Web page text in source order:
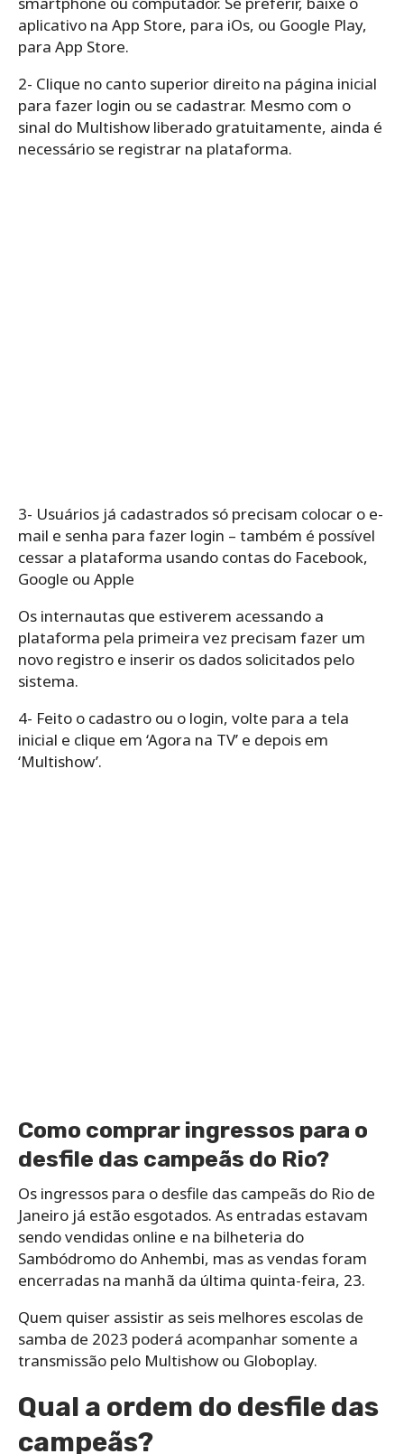
aplicativo na App Store, para iOs, ou Google Play,
para App Store.
2- Clique no canto superior direito na página inicial
para fazer login ou se cadastrar. Mesmo com o
sinal do Multishow liberado gratuitamente, ainda é
necessário se registrar na plataforma.
3- Usuários já cadastrados só precisam colocar o e-
mail e senha para fazer login – também é possível
cessar a plataforma usando contas do Facebook,
Google ou Apple
Os internautas que estiverem acessando a
plataforma pela primeira vez precisam fazer um
novo registro e inserir os dados solicitados pelo
sistema.
4- Feito o cadastro ou o login, volte para a tela
inicial e clique em ‘Agora na TV’ e depois em
‘Multishow’.
Como comprar ingressos para o
desfile das campeãs do Rio?
Os ingressos para o desfile das campeãs do Rio de
Janeiro já estão esgotados. As entradas estavam
sendo vendidas online e na bilheteria do
Sambódromo do Anhembi, mas as vendas foram
encerradas na manhã da última quinta-feira, 23.
Quem quiser assistir as seis melhores escolas de
samba de 2023 poderá acompanhar somente a
transmissão pelo Multishow ou Globoplay.
Qual a ordem do desfile das
campeãs?